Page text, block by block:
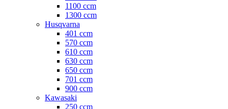
1100 ccm
1300 ccm
Husqvarna
401 ccm
570 ccm
610 ccm
630 ccm
650 ccm
701 ccm
900 ccm
Kawasaki
250 ccm